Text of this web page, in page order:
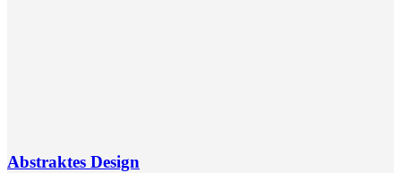
Abstraktes Design